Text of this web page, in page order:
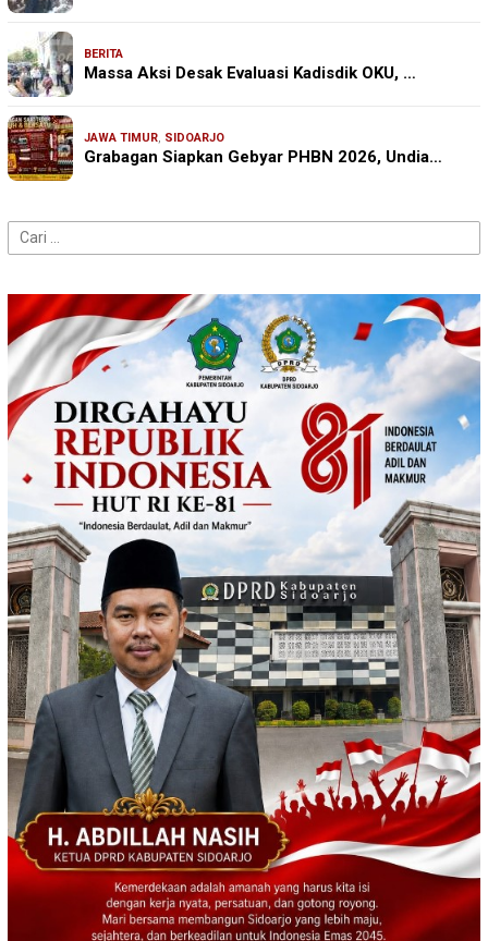
BERITA
Massa Aksi Desak Evaluasi Kadisdik OKU, …
JAWA TIMUR, SIDOARJO
Grabagan Siapkan Gebyar PHBN 2026, Undia…
Cari
untuk: